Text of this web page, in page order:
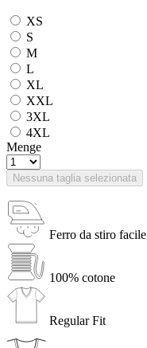
XS
S
M
L
XL
XXL
3XL
4XL
Menge
Nessuna taglia selezionata
Ferro da stiro facile
100% cotone
Regular Fit